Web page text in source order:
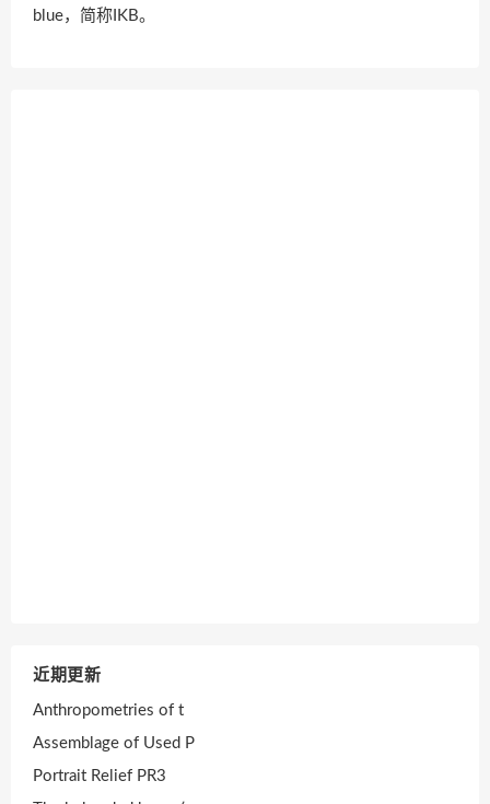
blue，简称IKB。
近期更新
Anthropometries of t
Assemblage of Used P
Portrait Relief PR3